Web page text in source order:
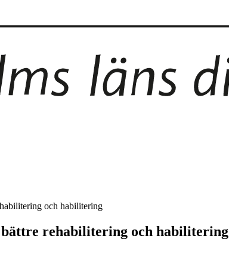
och habilitering
rehabilitering och habilitering